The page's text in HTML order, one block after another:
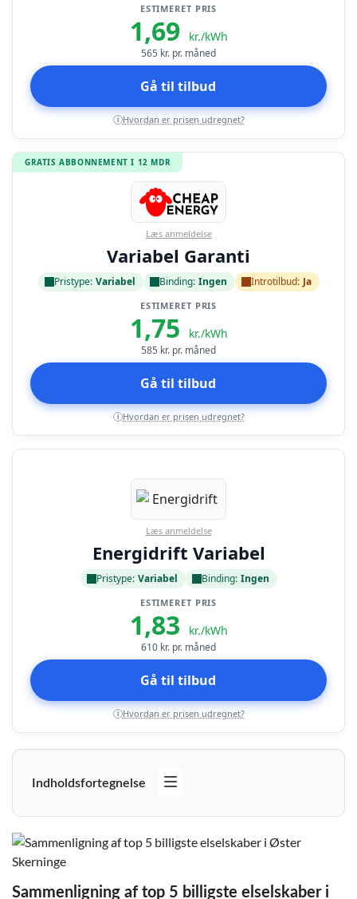
ESTIMERET PRIS
1,69 kr./kWh
565 kr. pr. måned
Gå til tilbud
i Hvordan er prisen udregnet?
GRATIS ABBONNEMENT I 12 MDR
Læs anmeldelse
Variabel Garanti
Pristype: Variabel Binding: Ingen Introtilbud: Ja
ESTIMERET PRIS
1,75 kr./kWh
585 kr. pr. måned
Gå til tilbud
i Hvordan er prisen udregnet?
Læs anmeldelse
Energidrift Variabel
Pristype: Variabel Binding: Ingen
ESTIMERET PRIS
1,83 kr./kWh
610 kr. pr. måned
Gå til tilbud
i Hvordan er prisen udregnet?
Indholdsfortegnelse
Sammenligning af top 5 billigste elselskaber i